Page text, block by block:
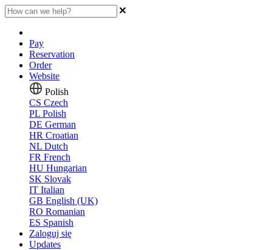
Pay
Reservation
Order
Website
Polish
CS Czech
PL Polish
DE German
HR Croatian
NL Dutch
FR French
HU Hungarian
SK Slovak
IT Italian
GB English (UK)
RO Romanian
ES Spanish
Zaloguj się
Updates